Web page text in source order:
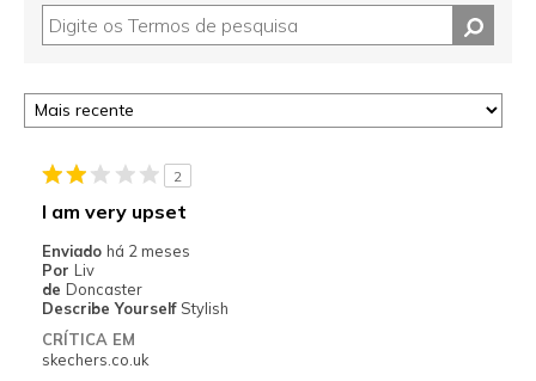
2
I am very upset
Enviado há 2 meses
Por Liv
de Doncaster
Describe Yourself Stylish
CRÍTICA EM
skechers.co.uk